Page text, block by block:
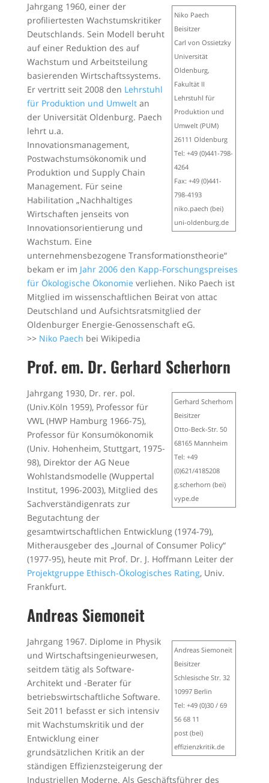
Niko Paech
Beisitzer
Carl von Ossietzky
Universität
Oldenburg,
Fakultät II
Lehrstuhl für
Produktion und
Umwelt (PUM)
26111 Oldenburg
Tel: +49 (0)441-798-
4264
Fax: +49 (0)441-
798-4193
niko.paech (bei)
uni-oldenburg.de
Jahrgang 1960, einer der
profiliertesten Wachstumskritiker
Deutschlands. Sein Modell beruht
auf einer Reduktion des auf
Wachstum und Arbeitsteilung
basierenden Wirtschaftssystems.
Er vertritt seit 2008 den Lehrstuhl
für Produktion und Umweltan
der Universität Oldenburg. Paech
lehrt u.a.
Innovationsmanagement,
Postwachstumsökonomik und
Produktion und Supply Chain
Management. Für seine
Habilitation „Nachhaltiges
Wirtschaften jenseits von
Innovationsorientierung und
Wachstum. Eine
unternehmensbezogene Transformationstheorie“
bekam er im Jahr 2006 den Kapp-Forschungspreises
für Ökologische Ökonomie verliehen. Niko Paech ist
Mitglied im wissenschaftlichen Beirat von attac
Deutschland und Aufsichtsratsmitglied der
Oldenburger Energie-Genossenschaft eG.
>> Niko Paech bei Wikipedia
Prof. em. Dr. Gerhard Scherhorn
Gerhard Scherhorn
Beisitzer
Otto-Beck-Str. 50
68165 Mannheim
Tel: +49
(0)621/4185208
g.scherhorn (bei)
vype.de
Jahrgang 1930, Dr. rer. pol.
(Univ.Köln 1959), Professor für
VWL (HWP Hamburg 1966-75),
Professor für Konsumökonomik
(Univ. Hohenheim, Stuttgart, 1975-
98), Direktor der AG Neue
Wohlstandsmodelle (Wuppertal
Institut, 1996-2003), Mitglied des
Sachverständigenrats zur
Begutachtung der
gesamtwirtschaftlichen Entwicklung (1974-79),
Mitherausgeber des „Journal of Consumer Policy“
(1977-95), heute mit Prof. Dr. J. Hoffmann Leiter der
Projektgruppe Ethisch-Ökologisches Rating, Univ.
Frankfurt.
Andreas Siemoneit
Andreas Siemoneit
Beisitzer
Schlesische Str. 32
10997 Berlin
Tel: +49 (0)30 / 69
56 68 11
post (bei)
effizienzkritik.de
Jahrgang 1967. Diplome in Physik
und Wirtschaftsingenieurwesen,
seitdem tätig als Software-
Architekt und -Berater für
betriebswirtschaftliche Software.
Seit 2011 befasst er sich intensiv
mit Wachstumskritik und der
Entwicklung einer
grundsätzlichen Kritik an der
ständigen Effizienzsteigerung der
Industriellen Moderne. Als Geschäftsführer des